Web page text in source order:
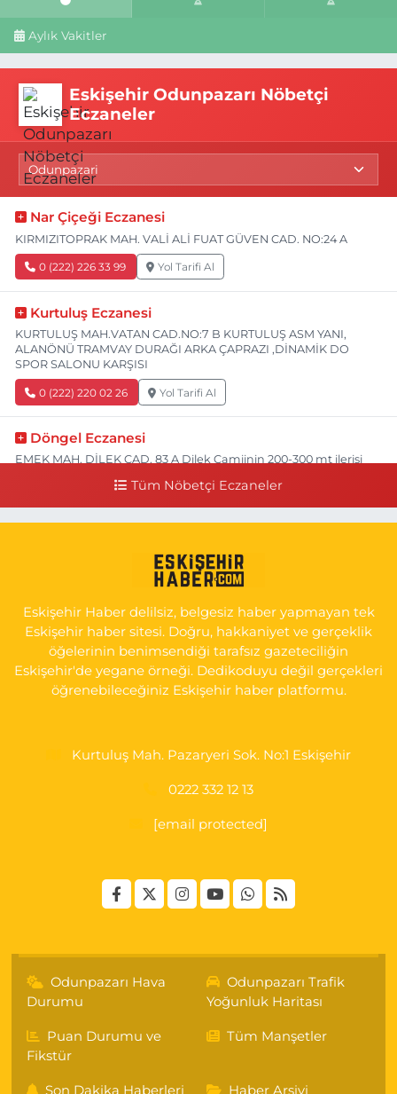
Aylık Vakitler
Eskişehir Odunpazarı Nöbetçi
Eczaneler
Nar Çiçeği Eczanesi
KIRMIZITOPRAK MAH. VALİ ALİ FUAT GÜVEN CAD. NO:24 A
0 (222) 226 33 99 Yol Tarifi Al
Kurtuluş Eczanesi
KURTULUŞ MAH.VATAN CAD.NO:7 B KURTULUŞ ASM YANI,
ALANÖNÜ TRAMVAY DURAĞI ARKA ÇAPRAZI ,DİNAMİK DO
SPOR SALONU KARŞISI
0 (222) 220 02 26 Yol Tarifi Al
Döngel Eczanesi
EMEK MAH. DİLEK CAD. 83 A Dilek Camiinin 200-300 mt ilerisi
İSTİKLAL MAH. ŞAİR FUZULİ CAD. NO:35 A HAVA HASTANESİ
KARŞI KÖŞESİ ŞAİR FUZULİ AİLE SAĞLIĞI MERKEZİ KARŞISI
0 (222) 230 11 31 Yol Tarifi Al
Tüm Nöbetçi Eczaneler
Eskişehir Haber delilsiz, belgesiz haber yapmayan tek
Eskişehir haber sitesi. Doğru, hakkaniyet ve gerçeklik
öğelerinin benimsendiği tarafsız gazeteciliğin
Eskişehir'de yegane örneği. Dedikoduyu değil gerçekleri
öğrenebileceğiniz Eskişehir haber platformu.
Kurtuluş Mah. Pazaryeri Sok. No:1 Eskişehir
0222 332 12 13
[email protected]
Odunpazarı Hava
Durumu
Odunpazarı Trafik
Yoğunluk Haritası
Puan Durumu ve
Fikstür
Tüm Manşetler